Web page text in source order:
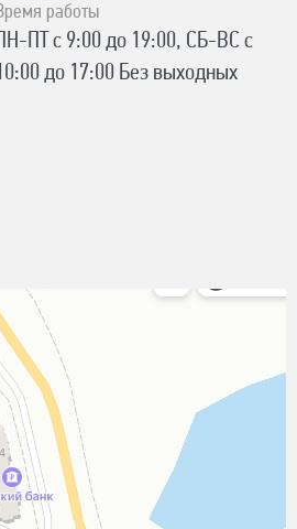
работы
ПТ с 9:00 до 19:00, СБ-ВС с
до 17:00 Без выходных